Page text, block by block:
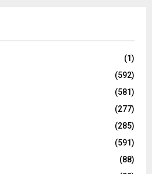
(1)
(592)
(581)
(277)
(285)
(591)
(88)